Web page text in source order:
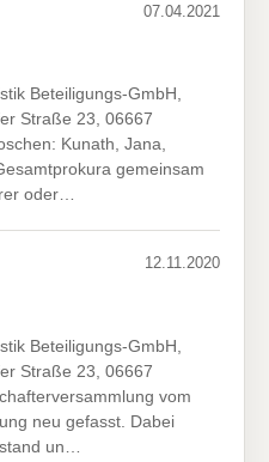
07.04.2021
Beteiligungs-GmbH,
Straße 23, 06667
Kunath, Jana,
gemeinsam
oder…
12.11.2020
Beteiligungs-GmbH,
Straße 23, 06667
vom
neu gefasst. Dabei
un…